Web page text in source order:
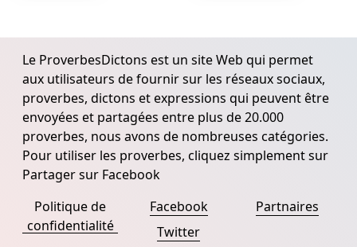
Le ProverbesDictons est un site Web qui permet
aux utilisateurs de fournir sur les réseaux sociaux,
proverbes, dictons et expressions qui peuvent être
envoyées et partagées entre plus de 20.000
proverbes, nous avons de nombreuses catégories.
Pour utiliser les proverbes, cliquez simplement sur
Partager sur Facebook
Politique de
confidentialité
Facebook
Twitter
Partnaires